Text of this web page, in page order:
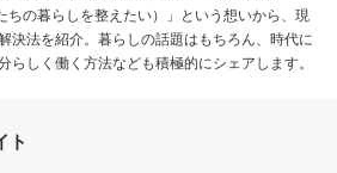
ちの暮らしを整えたい）」という想いから、現
決法を紹介。暮らしの話題はもちろん、時代に
らしく働く方法なども積極的にシェアします。
ト